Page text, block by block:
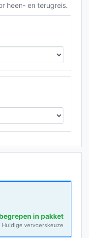
heen- en terugreis.
in pakket
Huidige vervoerskeuze